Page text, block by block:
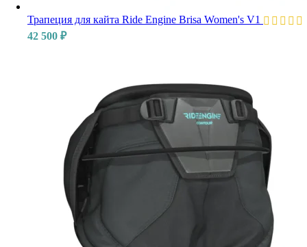
Трапеция для кайта Ride Engine Brisa Women's V1
42 500 ₽